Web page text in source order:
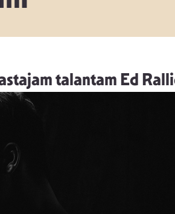
talantam Ed